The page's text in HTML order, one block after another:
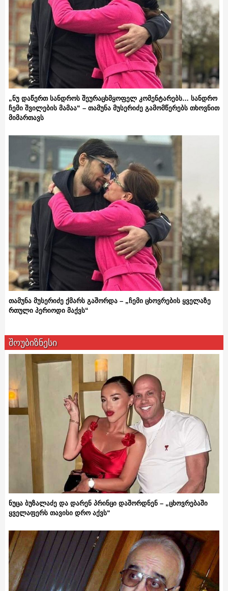
„ნუ დაწერთ სანდროს შეურაცხმყოფელ კომენტარებს… სანდრო
ჩემი შვილების მამაა“ – თამუნა მუსერიძე გამომწერებს თხოვნით
მიმართავს
თამუნა მუსერიძე ქმარს გაშორდა – „ჩემი ცხოვრების ყველაზე
რთული პერიოდი მაქვს“
შოუბიზნესი
ნუცა ბუზალაძე და დარენ პრინცი დაშორდნენ – „ცხოვრებაში
ყველაფერს თავისი დრო აქვს“